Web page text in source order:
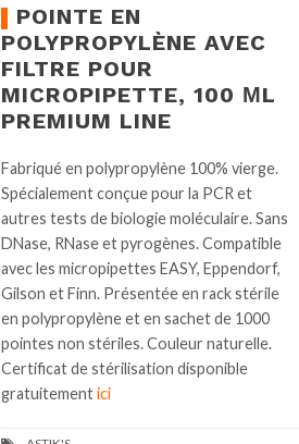
POINTE EN
POLYPROPYLÈNE AVEC
FILTRE POUR
MICROPIPETTE, 100 ΜL
PREMIUM LINE
Fabriqué en polypropylène 100% vierge.
Spécialement conçue pour la PCR et
autres tests de biologie moléculaire. Sans
DNase, RNase et pyrogènes. Compatible
avec les micropipettes EASY, Eppendorf,
Gilson et Finn. Présentée en rack stérile
en polypropylène et en sachet de 1000
pointes non stériles. Couleur naturelle.
Certificat de stérilisation disponible
gratuitementici